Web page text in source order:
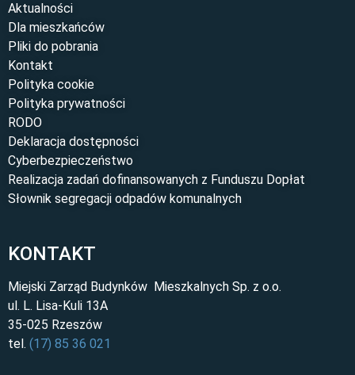
KONTAKT
Miejski Zarząd Budynków Mieszkalnych Sp. z o.o.
ul. L. Lisa-Kuli 13A
35-025 Rzeszów
tel. (17) 85 36 021
Aktualności
Dla mieszkańców
Pliki do pobrania
Kontakt
Polityka cookie
Polityka prywatności
RODO
Deklaracja dostępności
Cyberbezpieczeństwo
Realizacja zadań dofinansowanych z Funduszu Dopłat
Słownik segregacji odpadów komunalnych